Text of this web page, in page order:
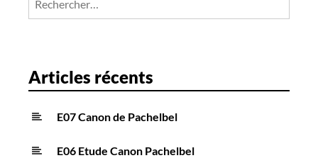
Articles récents
E07 Canon de Pachelbel
E06 Etude Canon Pachelbel